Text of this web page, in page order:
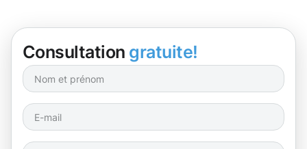
Consultation gratuite!